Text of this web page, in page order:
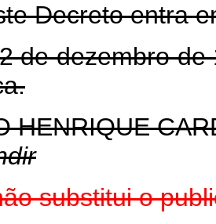
Decreto entra
de dezembro de
HENRIQUE
substitui o